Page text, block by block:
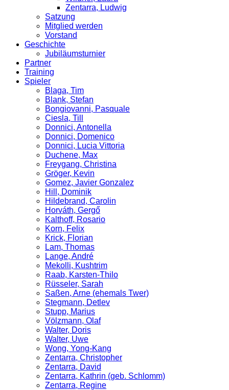
Zentarra, Ludwig
Satzung
Mitglied werden
Vorstand
Geschichte
Jubiläumsturnier
Partner
Training
Spieler
Blaga, Tim
Blank, Stefan
Bongiovanni, Pasquale
Ciesla, Till
Donnici, Antonella
Donnici, Domenico
Donnici, Lucia Vittoria
Duchene, Max
Freygang, Christina
Gröger, Kevin
Gomez, Javier Gonzalez
Hill, Dominik
Hildebrand, Carolin
Horváth, Gergő
Kalthoff, Rosario
Korn, Felix
Krick, Florian
Lam, Thomas
Lange, André
Mekolli, Kushtrim
Raab, Karsten-Thilo
Rüsseler, Sarah
Saßen, Arne (ehemals Twer)
Stegmann, Detlev
Stupp, Marius
Völzmann, Olaf
Walter, Doris
Walter, Uwe
Wong, Yong-Kang
Zentarra, Christopher
Zentarra, David
Zentarra, Kathrin (geb. Schlomm)
Zentarra, Regine